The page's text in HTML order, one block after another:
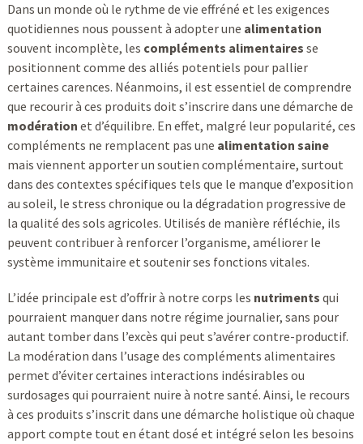
Dans un monde où le rythme de vie effréné et les exigences
quotidiennes nous poussent à adopter une alimentation
souvent incomplète, les compléments alimentaires se
positionnent comme des alliés potentiels pour pallier
certaines carences. Néanmoins, il est essentiel de comprendre
que recourir à ces produits doit s’inscrire dans une démarche de
modération et d’équilibre. En effet, malgré leur popularité, ces
compléments ne remplacent pas une alimentation saine
mais viennent apporter un soutien complémentaire, surtout
dans des contextes spécifiques tels que le manque d’exposition
au soleil, le stress chronique ou la dégradation progressive de
la qualité des sols agricoles. Utilisés de manière réfléchie, ils
peuvent contribuer à renforcer l’organisme, améliorer le
système immunitaire et soutenir ses fonctions vitales.
L’idée principale est d’offrir à notre corps les nutriments qui
pourraient manquer dans notre régime journalier, sans pour
autant tomber dans l’excès qui peut s’avérer contre-productif.
La modération dans l’usage des compléments alimentaires
permet d’éviter certaines interactions indésirables ou
surdosages qui pourraient nuire à notre santé. Ainsi, le recours
à ces produits s’inscrit dans une démarche holistique où chaque
apport compte tout en étant dosé et intégré selon les besoins